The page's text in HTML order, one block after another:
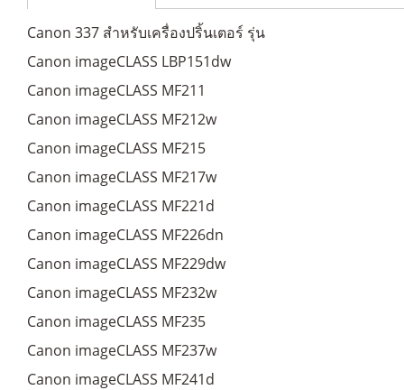
Canon 337 สำหรับเครื่องปริ้นเตอร์ รุ่น
Canon imageCLASS LBP151dw
Canon imageCLASS MF211
Canon imageCLASS MF212w
Canon imageCLASS MF215
Canon imageCLASS MF217w
Canon imageCLASS MF221d
Canon imageCLASS MF226dn
Canon imageCLASS MF229dw
Canon imageCLASS MF232w
Canon imageCLASS MF235
Canon imageCLASS MF237w
Canon imageCLASS MF241d